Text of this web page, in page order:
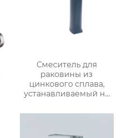
Смеситель для
раковины из
цинкового сплава,
устанавливаемый на